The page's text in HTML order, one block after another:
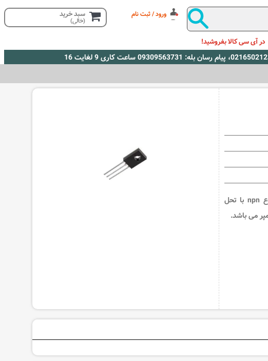
ورود / ثبت نام سبد خرید
(خالی)
در آی سی کالا بفروشید!
BF459 یک ترانزیستورbjt نوع npn با تحل